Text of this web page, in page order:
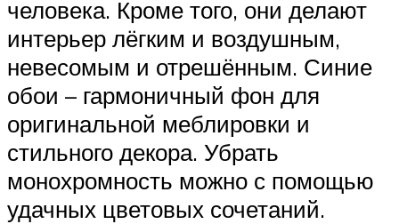
человека. Кроме того, они делают
интерьер лёгким и воздушным,
невесомым и отрешённым. Синие
обои – гармоничный фон для
оригинальной меблировки и
стильного декора. Убрать
монохромность можно с помощью
удачных цветовых сочетаний.